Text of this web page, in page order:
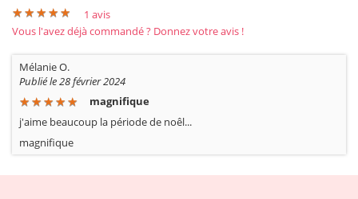
★ ★ ★ ★ ★
★ ★ ★ ★ ★ 1 avis
Vous l'avez déjà commandé ? Donnez votre avis !
Mélanie O.
Publié le 28 février 2024
★ ★ ★ ★ ★
★ ★ ★ ★ ★
magnifique
j'aime beaucoup la période de noêl...
magnifique